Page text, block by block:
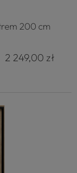
200 cm
2 249,00 zł